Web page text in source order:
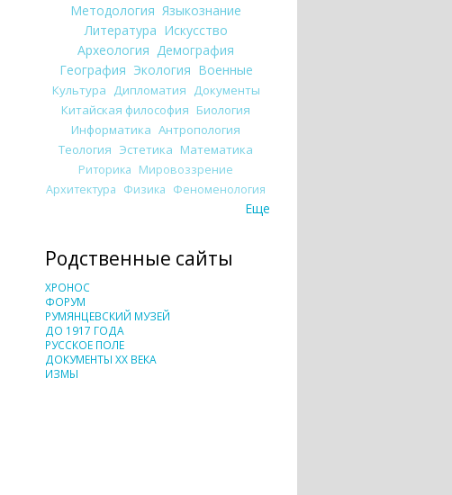
Методология Языкознание
Литература Искусство
Археология Демография
География Экология Военные
Культура Дипломатия Документы
Китайская философия Биология
Информатика Антропология
Теология Эстетика Математика
Риторика Мировоззрение
Архитектура Физика Феноменология
Еще
Родственные сайты
ХРОНОС
ФОРУМ
РУМЯНЦЕВСКИЙ МУЗЕЙ
ДО 1917 ГОДА
РУССКОЕ ПОЛЕ
ДОКУМЕНТЫ XX ВЕКА
ИЗМЫ